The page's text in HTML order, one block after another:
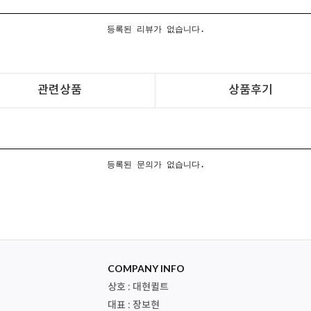
등록된 리뷰가 없습니다.
관련상품 상품후기
등록된 문의가 없습니다.
COMPANY INFO
상호 : 대현퀼트
대표 : 장보현